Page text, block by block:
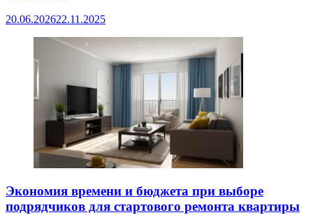
20.06.202622.11.2025
Экономия времени и бюджета при выборе
подрядчиков для стартового ремонта квартиры